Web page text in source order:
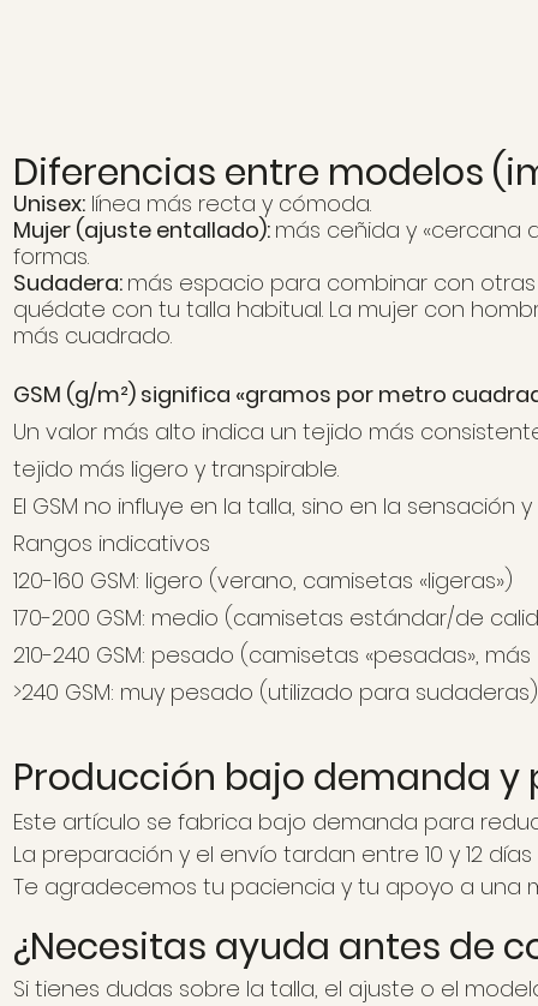
Diferencias entre modelos
Unisex: línea más recta y cómoda.
Mujer (ajuste entallado): más ceñida y «cercana
formas.
Sudadera: más espacio para combinar con otras
quédate con tu talla habitual. La mujer con
más cuadrado.​​
GSM (g/m²) significa «gramos por metro
Un valor más alto indica un tejido más
tejido más ligero y transpirable.
El GSM no influye en la talla, sino en la
Rangos indicativos
120-160 GSM: ligero (verano, camisetas «ligeras»)
170-200 GSM: medio (camisetas estándar/de
210-240 GSM: pesado (camisetas «pesadas»,
>240 GSM: muy pesado (utilizado para sudaderas)
Producción bajo demanda y
Este artículo se fabrica bajo demanda para
La preparación y el envío tardan entre 10 y 12
Te agradecemos tu paciencia y tu apoyo a una
¿Necesitas ayuda antes de
Si tienes dudas sobre la talla, el ajuste o el